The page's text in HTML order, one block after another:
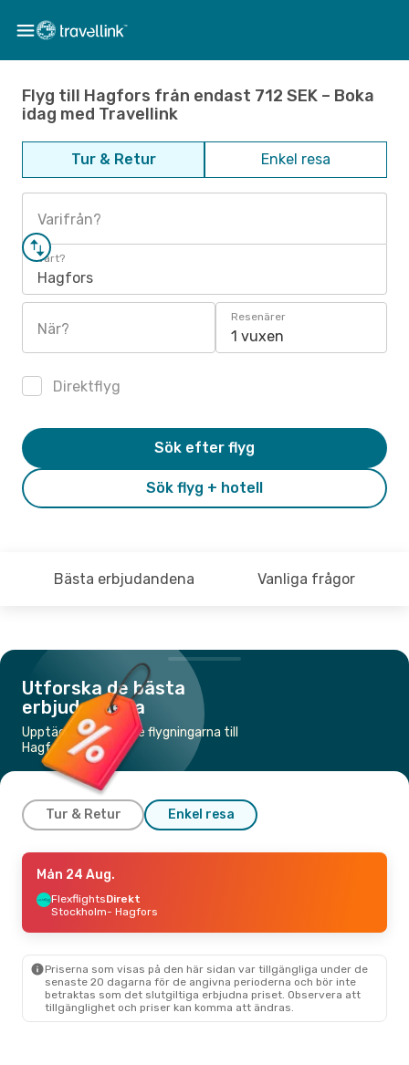
Flyg till Hagfors från endast 712 SEK – Boka
idag med Travellink
Tur & Retur Enkel resa
Varifrån?
Vart?
Hagfors
När?
Resenärer
1 vuxen
Direktflyg
Sök flyg + hotell
Sök efter flyg
Bästa erbjudandena Vanliga frågor
Utforska de bästa
erbjudandena
Upptäck de billigaste flygningarna till
Hagfors
Tur & Retur Enkel resa
Ons 23 Sep.- Fre 25 Sep.
FlexflightsDirekt
Stockholm- Hagfors
Hagfors- Stockholm
Mån 24 Aug.
FlexflightsDirekt
Stockholm- Hagfors
Priserna som visas på den här sidan var tillgängliga under de
senaste 20 dagarna för de angivna perioderna och bör inte
betraktas som det slutgiltiga erbjudna priset. Observera att
tillgänglighet och priser kan komma att ändras.